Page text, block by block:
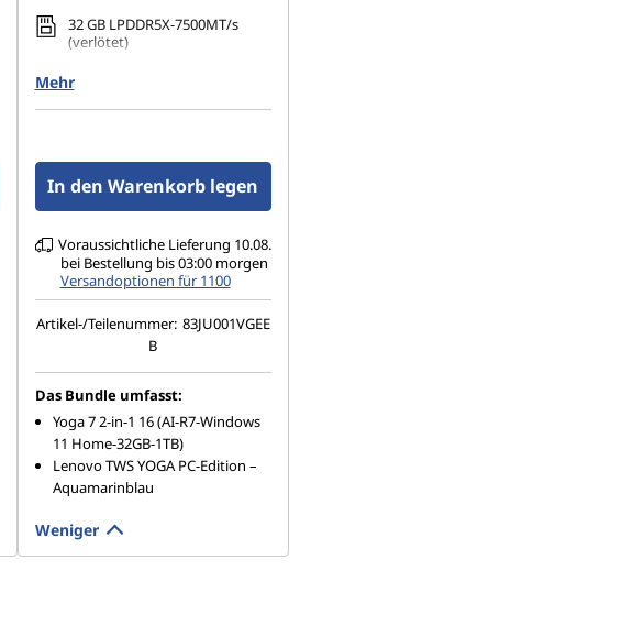
32 GB LPDDR5X-7500MT/s
(verlötet)
1 TB SSD M.2 2242 PCIe 4.0 TLC
16" 2,8K (2880 x 1800), OLED,
Mehr
In den Warenkorb legen
Voraussichtliche Lieferung 10.08.
bei Bestellung bis 03:00 morgen
Versandoptionen für 1100
Artikel-/Teilenummer: 83JU001VGEE
B
Das Bundle umfasst:
Yoga 7 2-in-1 16 (AI-R7-Windows
11 Home-32GB-1TB)
Lenovo TWS YOGA PC-Edition –
Aquamarinblau
Weniger